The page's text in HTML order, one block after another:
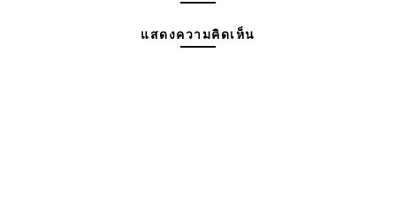
แสดงความคิดเห็น